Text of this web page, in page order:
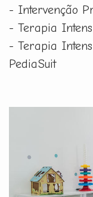
- Intervenção
- Terapia
- Terapia
PediaSuit